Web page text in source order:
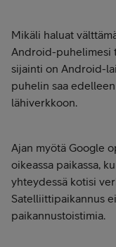
Mikäli haluat
Android-puhelimesi
sijainti on Android-
puhelin saa
lähiverkkoon.
Ajan myötä Google
oikeassa paikassa,
yhteydessä kotisi
Satelliittipaikannus
paikannustoistimia.